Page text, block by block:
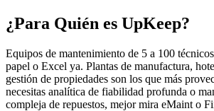
¿Para Quién es UpKeep?
Equipos de mantenimiento de 5 a 100
papel o Excel ya. Plantas de manufactura,
gestión de propiedades son los que más
necesitas analítica de fiabilidad profunda o
compleja de repuestos, mejor mira eMaint o